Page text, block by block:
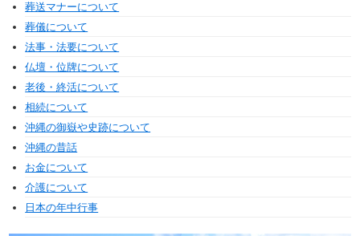
葬送マナーについて
葬儀について
法事・法要について
仏壇・位牌について
老後・終活について
相続について
沖縄の御嶽や史跡について
沖縄の昔話
お金について
介護について
日本の年中行事